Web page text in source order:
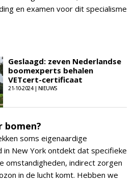
en examen voor dit specialisme
Geslaagd: zeven Nederlandse
boomexperts behalen
VETcert-certificaat
21-10-2024 | NIEUWS
bomen?
soms eigenaardige
in New York ontdekt dat specifieke
omstandigheden, indirect zorgen
in de lucht komt. Hebben we